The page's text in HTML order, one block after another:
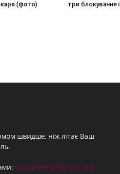
(фото)
три блокування
швидше, ніж літає Ваш
maxwelhelp@gmail.com